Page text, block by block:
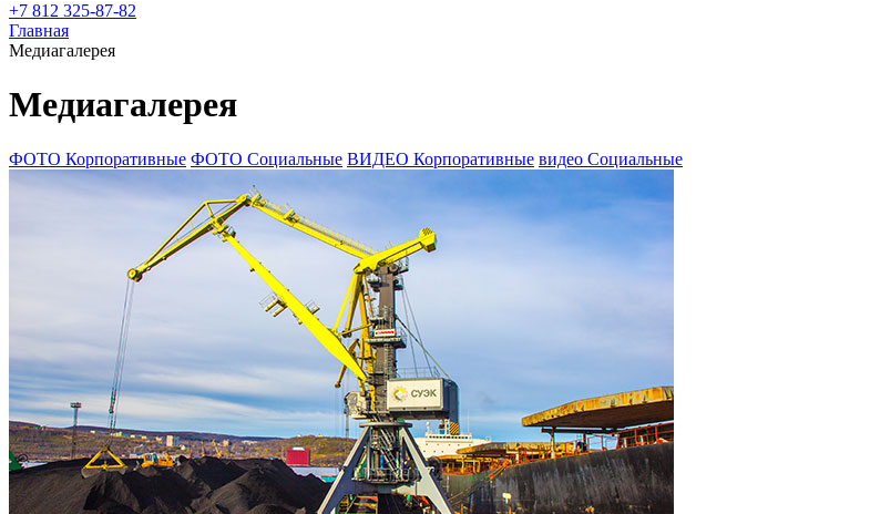
+7 812 325-87-82
Главная
Медиагалерея
Медиагалерея
ФОТО Корпоративные ФОТО Социальные ВИДEО Корпоративные видео Социальные